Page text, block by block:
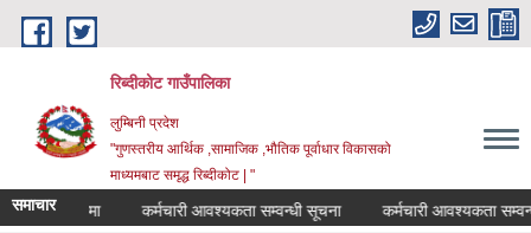
Skip to main content
रिब्दीकोट गाउँपालिका
लुम्बिनी प्रदेश
"गुणस्तरीय आर्थिक ,सामाजिक ,भौतिक पूर्वाधार विकासको
माध्यमबाट समृद्ध रिब्दीकोट | "
समाचार
सम्वन्धमा कर्मचारी आवश्यकता सम्वन्धी सूचना कर्मचारी आवश्यकता सम्वन्धी